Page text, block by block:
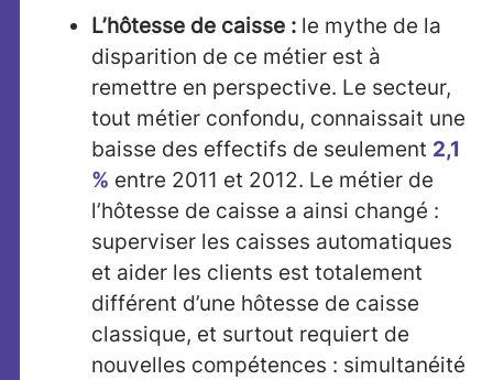
L’hôtesse de caisse : le mythe de la
disparition de ce métier est à
remettre en perspective. Le secteur,
tout métier confondu, connaissait une
baisse des effectifs de seulement 2,1
% entre 2011 et 2012. Le métier de
l’hôtesse de caisse a ainsi changé :
superviser les caisses automatiques
et aider les clients est totalement
différent d’une hôtesse de caisse
classique, et surtout requiert de
nouvelles compétences : simultanéité